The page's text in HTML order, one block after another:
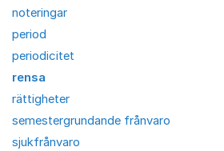
noteringar
period
periodicitet
rensa
rättigheter
semestergrundande frånvaro
sjukfrånvaro